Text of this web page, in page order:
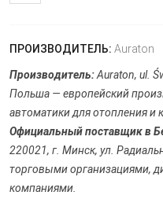
ПРОИЗВОДИТЕЛЬ: Auraton
Производитель:Auraton, ul.
Польша — европейский
автоматики для отопления и
Официальный поставщик в
220021, г. Минск, ул.
торговыми организациями,
компаниями.